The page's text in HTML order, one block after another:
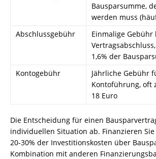
Bausparsumme,
werden muss
Abschlussgebühr
Einmalige Gebühr
1,6% der
Kontogebühr
Jährliche Gebühr
Kontoführung, oft
18 Euro
Die Entscheidung für einen
individuellen Situation ab. Finanzieren
20-30% der Investitionskosten über
Kombination mit anderen